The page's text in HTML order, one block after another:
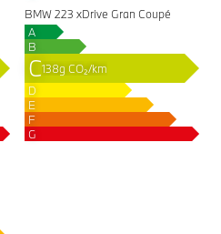
BMW 223 xDrive Gran Coupé
A
B
C138g CO₂/km
D
E
F
G